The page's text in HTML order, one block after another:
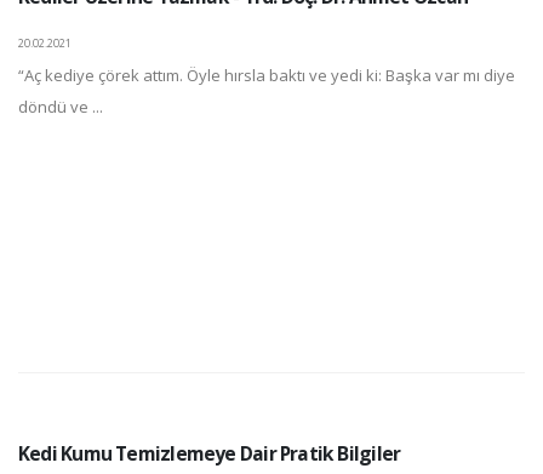
20.02.2021
“Aç kediye çörek attım. Öyle hırsla baktı ve yedi ki: Başka var mı diye
döndü ve ...
Kedi Kumu Temizlemeye Dair Pratik Bilgiler